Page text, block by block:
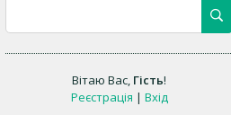
Вітаю Вас, Гість!
Реєстрація | Вхід